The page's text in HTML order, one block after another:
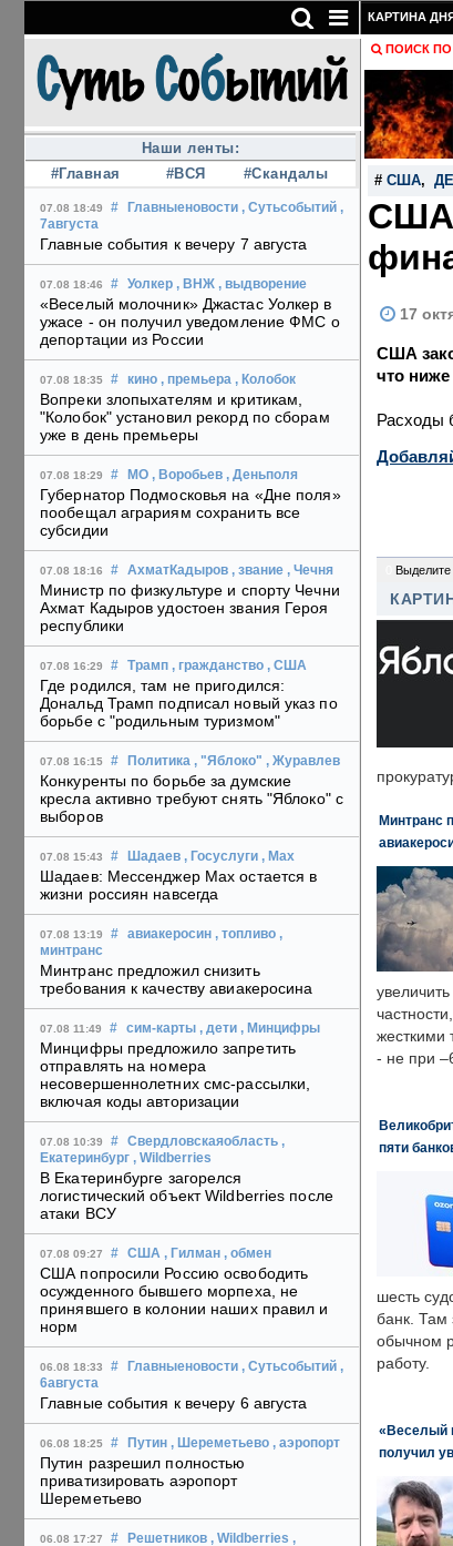
Наши ленты:
#Главная
#ВСЯ #Скандалы
07.08 18:49 # Главныеновости , Сутьсобытий ,
7августа
Главные события к вечеру 7 августа
07.08 18:46 # Уолкер , ВНЖ , выдворение
«Веселый молочник» Джастас Уолкер в
ужасе - он получил уведомление ФМС о
депортации из России
07.08 18:35 # кино , премьера , Колобок
Вопреки злопыхателям и критикам,
"Колобок" установил рекорд по сборам
уже в день премьеры
07.08 18:29 # МО , Воробьев , Деньполя
Губернатор Подмосковья на «Дне поля»
пообещал аграриям сохранить все
субсидии
07.08 18:16 # АхматКадыров , звание , Чечня
Министр по физкультуре и спорту Чечни
Ахмат Кадыров удостоен звания Героя
республики
07.08 16:29 # Трамп , гражданство , США
Где родился, там не пригодился:
Дональд Трамп подписал новый указ по
борьбе с "родильным туризмом"
07.08 16:15 # Политика , "Яблоко" , Журавлев
Конкуренты по борьбе за думские
кресла активно требуют снять "Яблоко" с
выборов
07.08 15:43 # Шадаев , Госуслуги , Max
Шадаев: Мессенджер Max остается в
жизни россиян навсегда
07.08 13:19 # авиакеросин , топливо ,
минтранс
Минтранс предложил снизить
требования к качеству авиакеросина
07.08 11:49 # сим-карты , дети , Минцифры
Минцифры предложило запретить
отправлять на номера
несовершеннолетних смс-рассылки,
включая коды авторизации
07.08 10:39 # Свердловскаяобласть ,
Екатеринбург , Wildberries
В Екатеринбурге загорелся
логистический объект Wildberries после
атаки ВСУ
07.08 09:27 # США , Гилман , обмен
США попросили Россию освободить
осужденного бывшего морпеха, не
принявшего в колонии наших правил и
норм
06.08 18:33 # Главныеновости , Сутьсобытий ,
6августа
Главные события к вечеру 6 августа
06.08 18:25 # Путин , Шереметьево , аэропорт
Путин разрешил полностью
приватизировать аэропорт
Шереметьево
06.08 17:27 # Решетников , Wildberries ,
КАРТИНА
ПОИСК ПО
# США,
17
США
что
Расходы
Выделите
Минтранс
жесткими
- не при
пяти
шесть
банк. Там
обычном
работу.
«Веселый
получил